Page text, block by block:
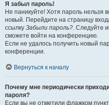
Я забыл пароль!
Не паникуйте! Хотя пароль нельзя
новый. Перейдите на страницу
ссылку Забыли пароль?. Следуйте
сможете войти на конференцию.
Если не удалось получить новый
конференции.
Вернуться к началу
Почему мне периодически
пароля?
Если вы не отметили флажком пункт